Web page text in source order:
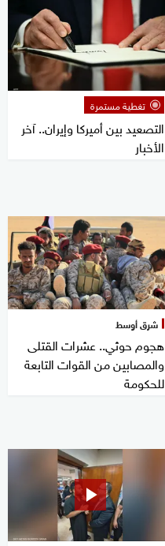
تغطية مستمرة
التصعيد بين أميركا وإيران.. آخر
الأخبار
شرق أوسط
هجوم حوثي.. عشرات القتلى
والمصابين من القوات التابعة
للحكومة